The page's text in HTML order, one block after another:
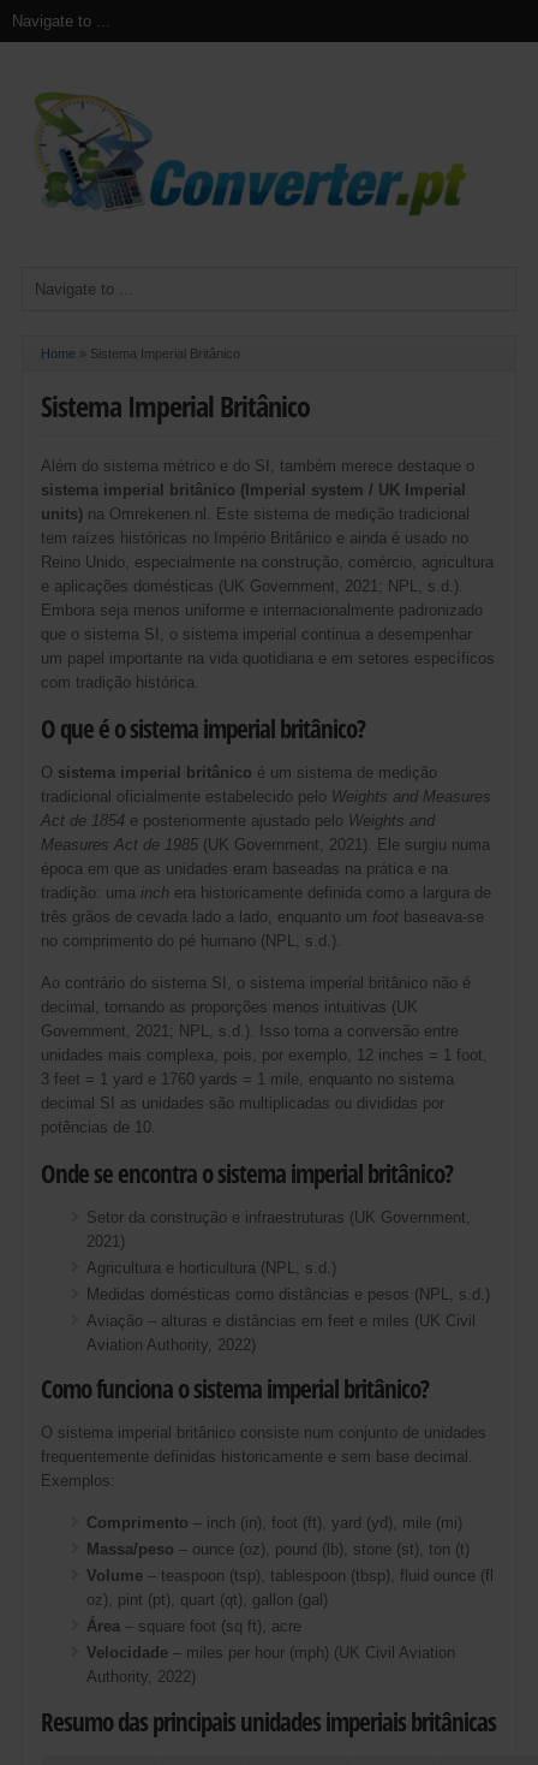
Home » Sistema Imperial Britânico
Sistema Imperial Britânico
Além do sistema métrico e do SI, também merece destaque o
sistema imperial britânico (Imperial system / UK Imperial
units)na Omrekenen.nl. Este sistema de medição tradicional
tem raízes históricas no Império Britânico e ainda é usado no
Reino Unido, especialmente na construção, comércio, agricultura
e aplicações domésticas (UK Government, 2021; NPL, s.d.).
Embora seja menos uniforme e internacionalmente padronizado
que o sistema SI, o sistema imperial continua a desempenhar
um papel importante na vida quotidiana e em setores específicos
com tradição histórica.
O que é o sistema imperial britânico?
O sistema imperial britânico é um sistema de medição
tradicional oficialmente estabelecido pelo Weights and Measures
Act de 1854e posteriormente ajustado pelo Weights and
Measures Act de 1985(UK Government, 2021). Ele surgiu numa
época em que as unidades eram baseadas na prática e na
tradição: uma inch era historicamente definida como a largura de
três grãos de cevada lado a lado, enquanto um footbaseava-se
no comprimento do pé humano (NPL, s.d.).
Ao contrário do sistema SI, o sistema imperial britânico não é
decimal, tornando as proporções menos intuitivas (UK
Government, 2021; NPL, s.d.). Isso torna a conversão entre
unidades mais complexa, pois, por exemplo, 12 inches = 1 foot,
3 feet = 1 yard e 1760 yards = 1 mile, enquanto no sistema
decimal SI as unidades são multiplicadas ou divididas por
potências de 10.
Onde se encontra o sistema imperial britânico?
Setor da construção e infraestruturas (UK Government,
2021)
Agricultura e horticultura (NPL, s.d.)
Medidas domésticas como distâncias e pesos (NPL, s.d.)
Aviação – alturas e distâncias em feet e miles (UK Civil
Aviation Authority, 2022)
Como funciona o sistema imperial britânico?
O sistema imperial britânico consiste num conjunto de unidades
frequentemente definidas historicamente e sem base decimal.
Exemplos:
Comprimento – inch (in), foot (ft), yard (yd), mile (mi)
Massa/peso – ounce (oz), pound (lb), stone (st), ton (t)
Volume– teaspoon (tsp), tablespoon (tbsp), fluid ounce (fl
oz), pint (pt), quart (qt), gallon (gal)
Área– square foot (sq ft), acre
Velocidade– miles per hour (mph) (UK Civil Aviation
Authority, 2022)
Resumo das principais unidades imperiais britânicas